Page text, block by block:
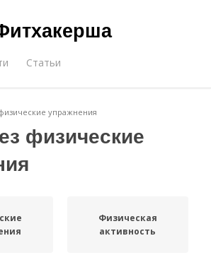
Статьи
упражнения
физические
Физическая
активность